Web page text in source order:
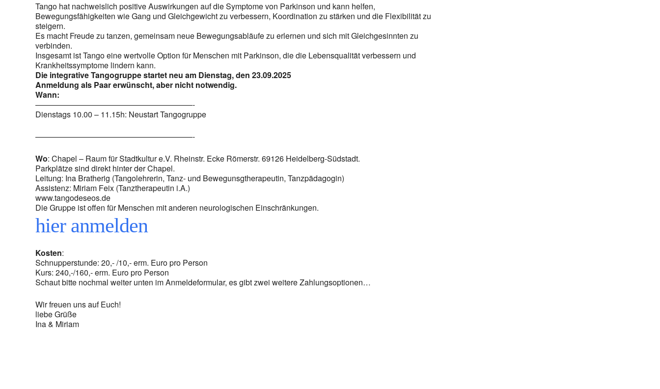
Tango hat nachweislich positive Auswirkungen auf die Symptome von Parkinson und kann helfen,
Bewegungsfähigkeiten wie Gang und Gleichgewicht zu verbessern, Koordination zu stärken und die Flexibilität zu
steigern.
Es macht Freude zu tanzen, gemeinsam neue Bewegungsabläufe zu erlernen und sich mit Gleichgesinnten zu
verbinden.
Insgesamt ist Tango eine wertvolle Option für Menschen mit Parkinson, die die Lebensqualität verbessern und
Krankheitssymptome lindern kann.
Die integrative Tangogruppe startet neu am Dienstag, den 23.09.2025
Anmeldung als Paar erwünscht, aber nicht notwendig.
Wann:
————————————————————-
Dienstags 10.00 – 11.15h: Neustart Tangogruppe
————————————————————-
Wo: Chapel – Raum für Stadtkultur e.V. Rheinstr. Ecke Römerstr. 69126 Heidelberg-Südstadt.
Parkplätze sind direkt hinter der Chapel.
Leitung: Ina Bratherig (Tangolehrerin, Tanz- und Bewegunsgtherapeutin, Tanzpädagogin)
Assistenz: Miriam Feix (Tanztherapeutin i.A.)
www.tangodeseos.de
Die Gruppe ist offen für Menschen mit anderen neurologischen Einschränkungen.
hier anmelden
Kosten:
Schnupperstunde: 20,- /10,- erm. Euro pro Person
Kurs: 240,-/160,- erm. Euro pro Person
Schaut bitte nochmal weiter unten im Anmeldeformular, es gibt zwei weitere Zahlungsoptionen…
Wir freuen uns auf Euch!
liebe Grüße
Ina & Miriam